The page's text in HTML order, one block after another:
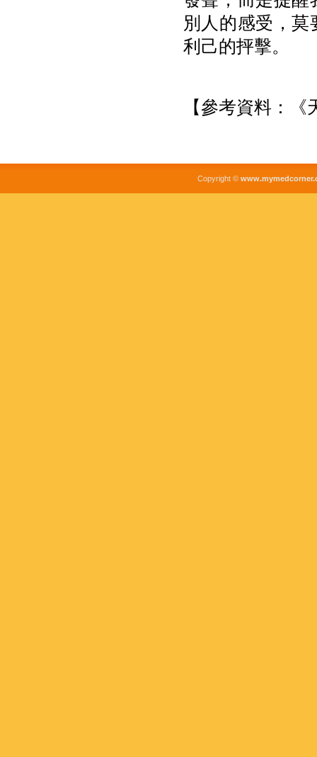
別人的感受，
利己的抨擊。
【參考資料：
Copyright ©